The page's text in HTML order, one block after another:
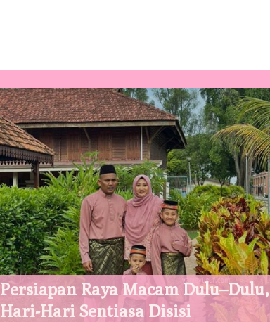
Persiapan Raya Macam Dulu–Dulu,
Hari-Hari Sentiasa Disisi